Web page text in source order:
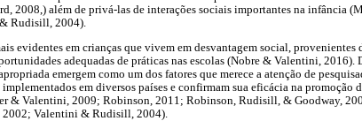
2008,) além de privá-las de interações sociais importantes na infância
Rudisill, 2004).
evidentes em crianças que vivem em desvantagem social,
adequadas de práticas nas escolas (Nobre & Valentini, 2016).
emergem como um dos fatores que merece a atenção de
em diversos países e confirmam sua eficácia na promoção
& Valentini, 2009; Robinson, 2011; Robinson, Rudisill, & Goodway,
2002; Valentini & Rudisill, 2004).